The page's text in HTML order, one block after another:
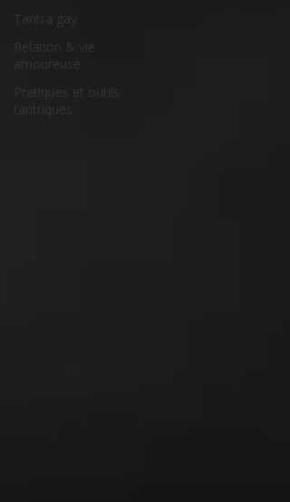
Tantra gay
Relation & vie